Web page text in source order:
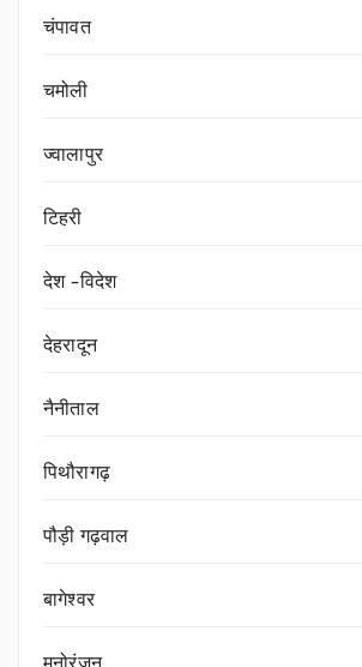
चंपावत
चमोली
ज्वालापुर
टिहरी
देश -विदेश
देहरादून
नैनीताल
पिथौरागढ़
पौड़ी गढ़वाल
बागेश्वर